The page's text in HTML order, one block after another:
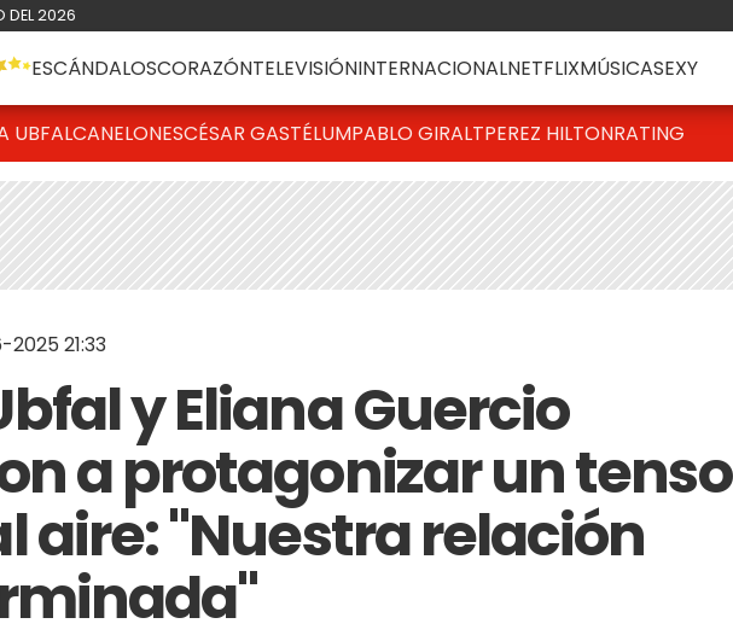
DEL 2026
ESCÁNDALOSCORAZÓNTELEVISIÓNINTERNACIONALNETFLIXMÚSICASEXY
UBFALCANELONESCÉSAR GASTÉLUMPABLO GIRALTPEREZ HILTONRATING
21:33
y Eliana Guercio
a protagonizar un tenso
aire: "Nuestra relación